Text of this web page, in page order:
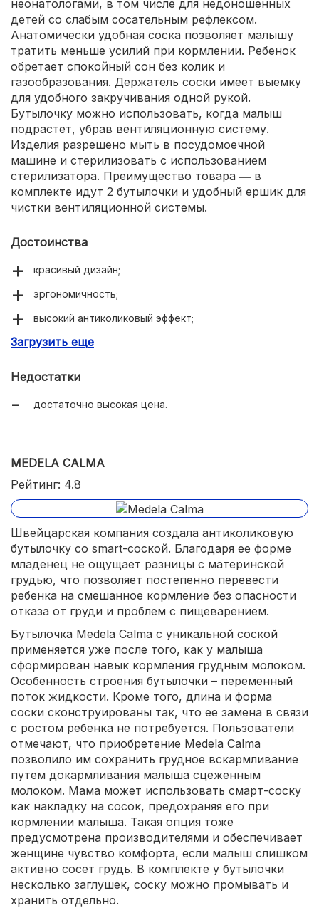
неонатологами, в том числе для недоношенных
детей со слабым сосательным рефлексом.
Анатомически удобная соска позволяет малышу
тратить меньше усилий при кормлении. Ребенок
обретает спокойный сон без колик и
газообразования. Держатель соски имеет выемку
для удобного закручивания одной рукой.
Бутылочку можно использовать, когда малыш
подрастет, убрав вентиляционную систему.
Изделия разрешено мыть в посудомоечной
машине и стерилизовать с использованием
стерилизатора. Преимущество товара ― в
комплекте идут 2 бутылочки и удобный ершик для
чистки вентиляционной системы.
Достоинства
красивый дизайн;
эргономичность;
высокий антиколиковый эффект;
безопасный гипоаллергенный материал без ПВХ и
Загрузить еще
Недостатки
достаточно высокая цена.
MEDELA CALMA
Рейтинг: 4.8
Швейцарская компания создала антиколиковую
бутылочку со smart-соской. Благодаря ее форме
младенец не ощущает разницы с материнской
грудью, что позволяет постепенно перевести
ребенка на смешанное кормление без опасности
отказа от груди и проблем с пищеварением.
Бутылочка Medela Calma с уникальной соской
применяется уже после того, как у малыша
сформирован навык кормления грудным молоком.
Особенность строения бутылочки – переменный
поток жидкости. Кроме того, длина и форма
соски сконструированы так, что ее замена в связи
с ростом ребенка не потребуется. Пользователи
отмечают, что приобретение Medela Calma
позволило им сохранить грудное вскармливание
путем докармливания малыша сцеженным
молоком. Мама может использовать смарт-соску
как накладку на сосок, предохраняя его при
кормлении малыша. Такая опция тоже
предусмотрена производителями и обеспечивает
женщине чувство комфорта, если малыш слишком
активно сосет грудь. В комплекте у бутылочки
несколько заглушек, соску можно промывать и
хранить отдельно.